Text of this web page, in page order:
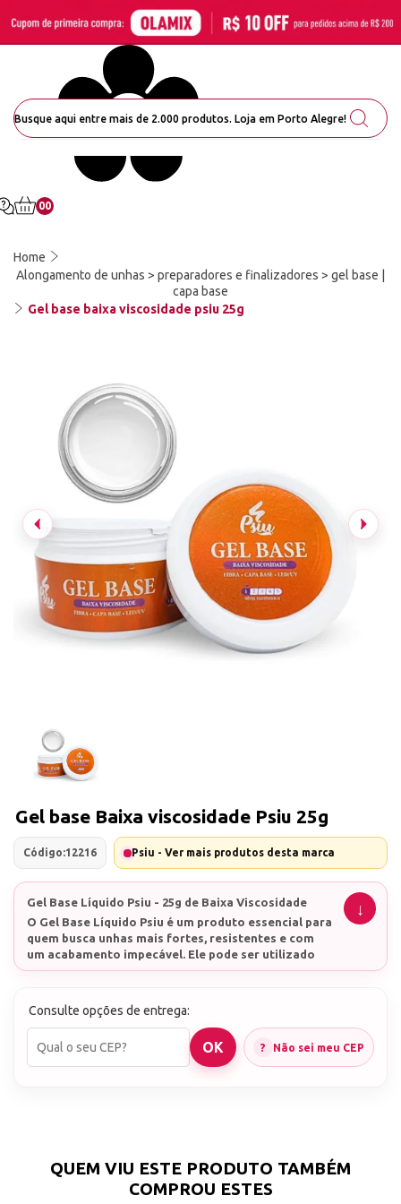
00
Home
Alongamento de unhas > preparadores e finalizadores > gel base |
capa base
Gel base baixa viscosidade psiu 25g
Gel base Baixa viscosidade Psiu 25g
Código:12216 Psiu - Ver mais produtos desta marca
Gel Base Líquido Psiu - 25g de Baixa Viscosidade
O Gel Base Líquido Psiu é um produto essencial para
quem busca unhas mais fortes, resistentes e com
um acabamento impecável. Ele pode ser utilizado
tanto em alongamentos quanto na blindagem de
benefícios:
Líquido Psiu possui uma fórmula especial que
evitando descolamentos e infiltrações. Isso
significa que suas unhas ficarão lindas e perfeitas
por muito mais tempo!
Resistência imbatível:
O produto oferece alta
gel de sua preferência.
O produto é fácil de aplicar e pode
Consulte opções de entrega:
Não sei meu CEP
QUEM VIU ESTE PRODUTO TAMBÉM
COMPROU ESTES